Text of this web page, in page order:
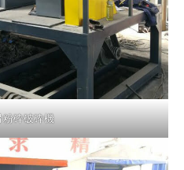
粉砕破砕機